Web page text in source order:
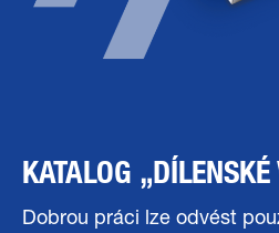
KATALOG
Dobrou práci lze odvést